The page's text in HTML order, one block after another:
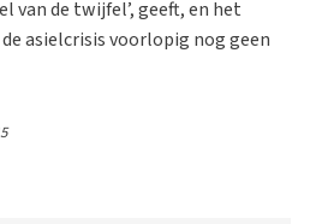
van de twijfel’, geeft, en het
asielcrisis voorlopig nog geen